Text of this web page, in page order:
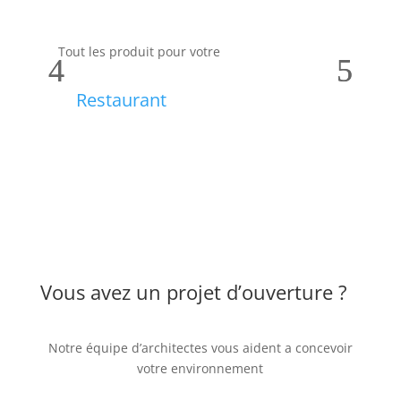
Tout les produit pour votre
Restaurant
Vous avez un projet d’ouverture ?
Notre équipe d’architectes vous aident a concevoir
votre environnement